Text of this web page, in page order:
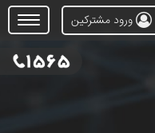
Open
Menu
ورود مشترکین